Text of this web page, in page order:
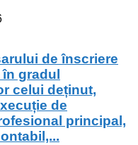
de înscriere
gradul
celui deținut,
de
principal,